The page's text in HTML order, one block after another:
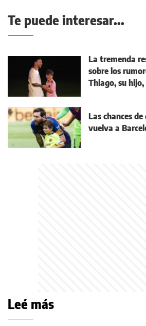
Te puede interesar...
La tremenda
sobre los
Thiago, su
Las chances
vuelva a
Leé más